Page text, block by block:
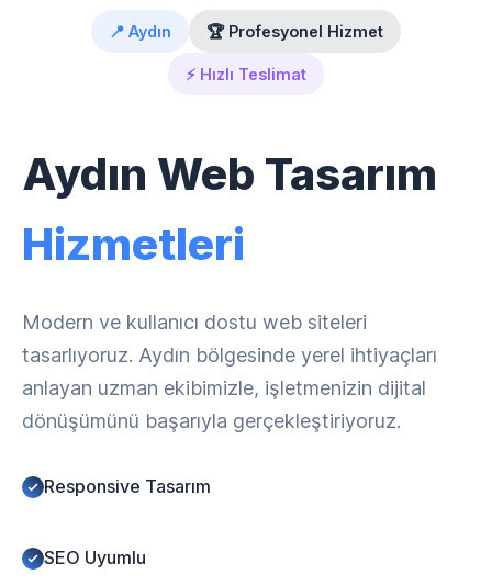
📍 Aydın 🏆 Profesyonel Hizmet
⚡ Hızlı Teslimat
Aydın Web Tasarım
Hizmetleri
Modern ve kullanıcı dostu web siteleri
tasarlıyoruz. Aydın bölgesinde yerel ihtiyaçları
anlayan uzman ekibimizle, işletmenizin dijital
dönüşümünü başarıyla gerçekleştiriyoruz.
Responsive Tasarım
SEO Uyumlu